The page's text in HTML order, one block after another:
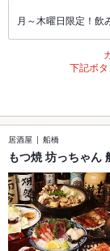
月～木曜日限定！飲
下記ボ
居酒屋 船橋
もつ焼 坊っちゃん